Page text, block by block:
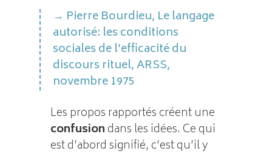
Pierre Bourdieu, Le langage
autorisé: les conditions
sociales de l’efficacité du
discours rituel, ARSS,
novembre 1975
Les propos rapportés créent une
confusiondans les idées. Ce qui
est d’abord signifié, c’est qu’il y